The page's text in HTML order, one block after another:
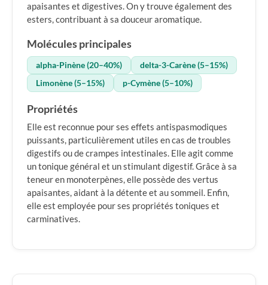
apaisantes et digestives. On y trouve également des
esters, contribuant à sa douceur aromatique.
Molécules principales
alpha-Pinène (20–40%)
delta-3-Carène (5–15%)
Limonène (5–15%)
p-Cymène (5–10%)
Propriétés
Elle est reconnue pour ses effets antispasmodiques
puissants, particulièrement utiles en cas de troubles
digestifs ou de crampes intestinales. Elle agit comme
un tonique général et un stimulant digestif. Grâce à sa
teneur en monoterpènes, elle possède des vertus
apaisantes, aidant à la détente et au sommeil. Enfin,
elle est employée pour ses propriétés toniques et
carminatives.